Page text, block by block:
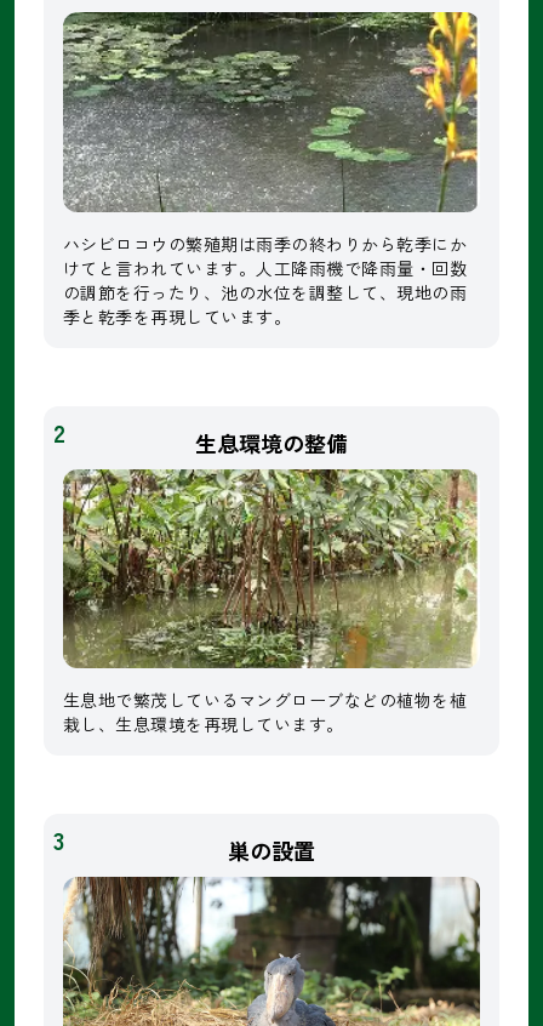
ハシビロコウの繁殖期は雨季の終わりから乾季にか
けてと言われています。人工降雨機で降雨量・回数
の調節を行ったり、池の水位を調整して、現地の雨
季と乾季を再現しています。
2 生息環境の整備
生息地で繁茂しているマングローブなどの植物を植
栽し、生息環境を再現しています。
3 巣の設置